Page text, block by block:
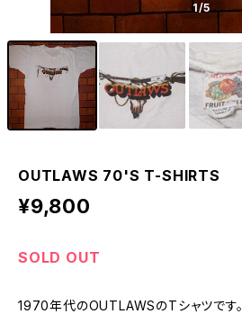
1/5
OUTLAWS 70'S T-SHIRTS
¥9,800
SOLD OUT
1970年代のOUTLAWSのTシャツです。